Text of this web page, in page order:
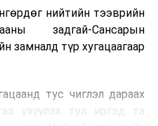
лаг шатаах үйлдвэрээс
авах технологи
төвлөрсөн лаг
дулаан, цахилгаан
технологийг лагийн
нийтийн тээврийн
задгай-Сансарын
замналд түр хугацаагаар
тус чиглэл дараах
үзүүлэх тул иргэд та